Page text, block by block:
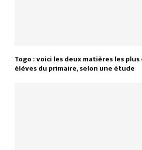
Togo : voici les deux matières les
élèves du primaire, selon une étude